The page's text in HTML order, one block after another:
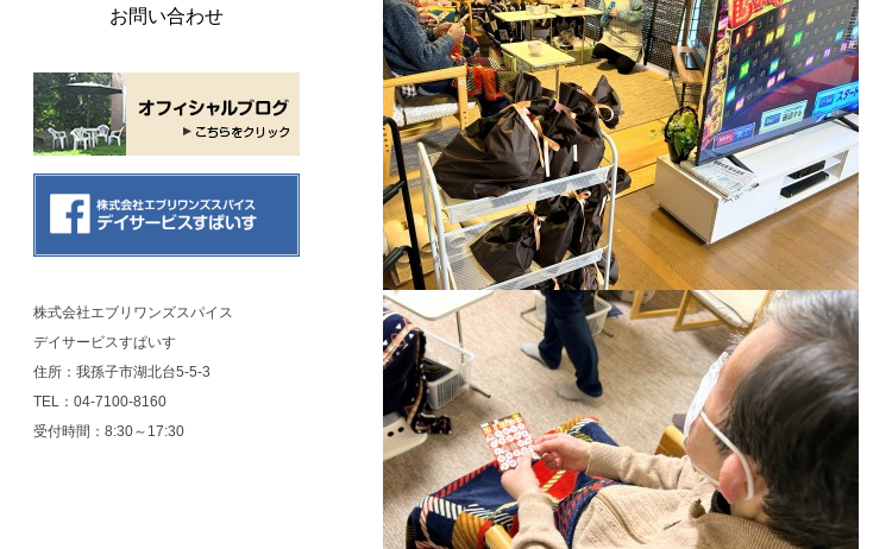
お問い合わせ
株式会社エブリワンズスパイス
デイサービスすぱいす
住所：我孫子市湖北台5-5-3
TEL：04-7100-8160
受付時間：8:30～17:30